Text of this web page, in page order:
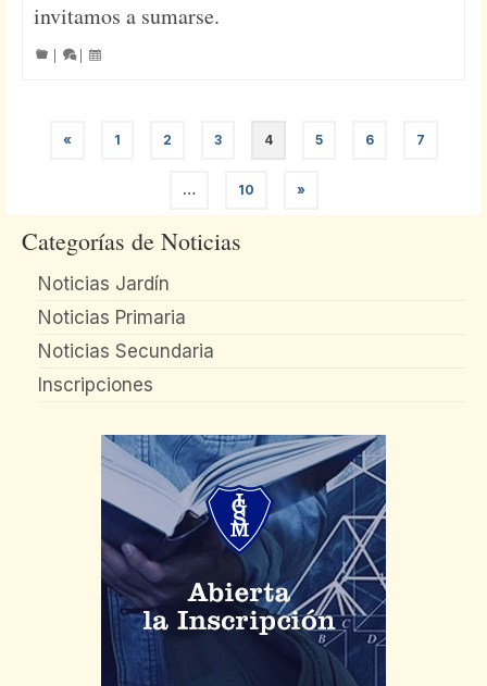
invitamos a sumarse.
« 1 2 3 4 5 6 7
… 10 »
Categorías de Noticias
Noticias Jardín
Noticias Primaria
Noticias Secundaria
Inscripciones